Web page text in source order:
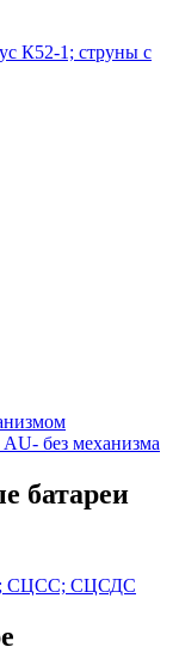
К52-1; струны с
без механизма
батареи
СЦСС; СЦСДС